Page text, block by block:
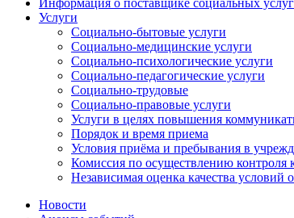
Информация о поставщике социальных услуг
Услуги
Социально-бытовые услуги
Социально-медицинские услуги
Социально-психологические услуги
Социально-педагогические услуги
Социально-трудовые
Социально-правовые услуги
Услуги в целях повышения
Порядок и время приема
Условия приёма и пребывания в
Комиссия по осуществлению контроля
Независимая оценка качества условий
Новости